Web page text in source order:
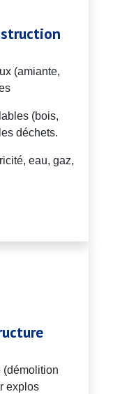
(amiante,
(bois,
déchets.
eau, gaz,
(démolition
explos